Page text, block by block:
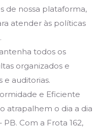
de nossa plataforma,
atender às políticas
todos os
organizados e
e auditorias.
e Eficiente
atrapalhem o dia a dia
Com a Frota 162,